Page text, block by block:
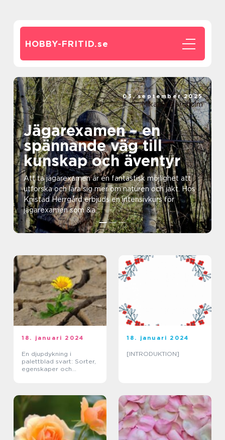
HOBBY-FRITID.se
Jägarexamen – en
spännande väg till
kunskap och äventyr
Att ta jägarexamen är en fantastisk möjlighet att
utforska och lära sig mer om naturen och jakt. Hos
Knistad Herrgård erbjuds en intensivkurs för
jägarexamen som &a...
03. september 2025
Mikaela Bergholm
18. januari 2024
En djupdykning i
palettblad svart: Sorter,
egenskaper och
18. januari 2024
[INTRODUKTION]